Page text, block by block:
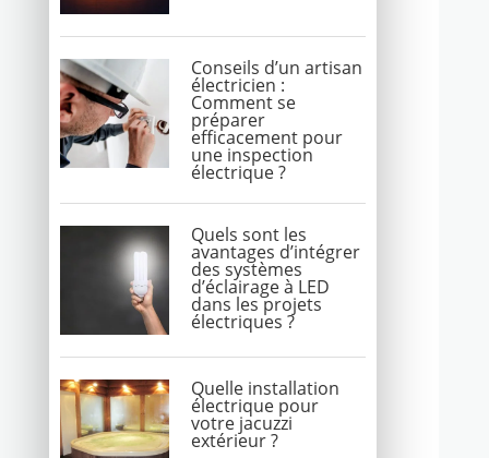
Conseils d’un artisan
électricien :
Comment se
préparer
efficacement pour
une inspection
électrique ?
Quels sont les
avantages d’intégrer
des systèmes
d’éclairage à LED
dans les projets
électriques ?
Quelle installation
électrique pour
votre jacuzzi
extérieur ?